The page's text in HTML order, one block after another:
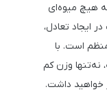
هیچ میوه‌ای
ایجاد تعادل،
است. با
نه‌تنها وزن کم
خواهید داشت.